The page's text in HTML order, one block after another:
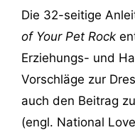
Die 32-seitige
of Your Pet Rock
Erziehungs- und
Vorschläge zur
auch den Beitrag
(engl. National